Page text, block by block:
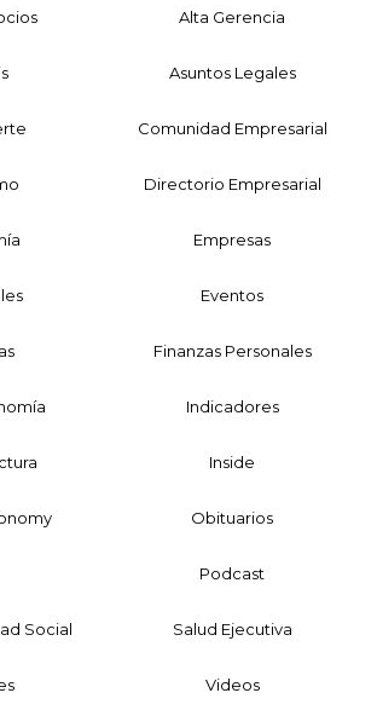
Alta Gerencia
Asuntos Legales
Comunidad Empresarial
Directorio Empresarial
Empresas
Eventos
Finanzas Personales
Indicadores
Inside
Obituarios
Podcast
Social Salud Ejecutiva
Videos